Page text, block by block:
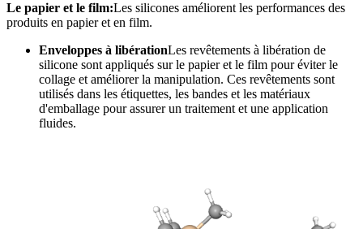
Le papier et le film:Les silicones améliorent les performances des
produits en papier et en film.
Enveloppes à libérationLes revêtements à libération de
silicone sont appliqués sur le papier et le film pour éviter le
collage et améliorer la manipulation. Ces revêtements sont
utilisés dans les étiquettes, les bandes et les matériaux
d'emballage pour assurer un traitement et une application
fluides.